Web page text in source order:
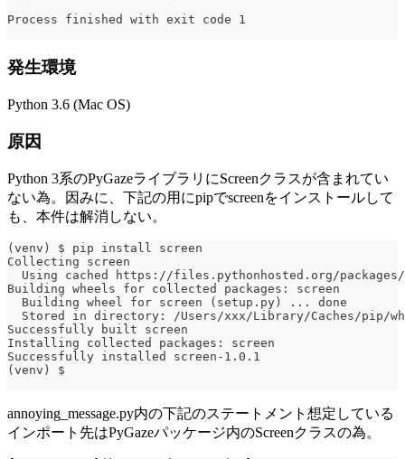
Process finished with exit code 1
発生環境
Python 3.6 (Mac OS)
原因
Python 3系のPyGazeライブラリにScreenクラスが含まれてい
ない為。因みに、下記の用にpipでscreenをインストールして
も、本件は解消しない。
(venv) $ pip install screen
Collecting screen
Using cached https://files.pythonhosted.org/
Building wheels for collected packages: screen
  Building wheel for screen (setup.py) ... done
Stored in directory: /Users/xxx/Library/Caches/pip/
Successfully built screen
Installing collected packages: screen
Successfully installed screen-1.0.1
(venv) $
annoying_message.py内の下記のステートメント想定している
インポート先はPyGazeパッケージ内のScreenクラスの為。